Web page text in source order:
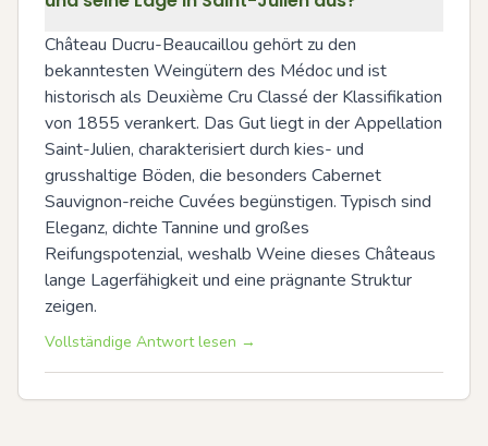
Château Ducru-Beaucaillou gehört zu den
bekanntesten Weingütern des Médoc und ist
historisch als Deuxième Cru Classé der Klassifikation
von 1855 verankert. Das Gut liegt in der Appellation
Saint-Julien, charakterisiert durch kies- und
grusshaltige Böden, die besonders Cabernet
Sauvignon-reiche Cuvées begünstigen. Typisch sind
Eleganz, dichte Tannine und großes
Reifungspotenzial, weshalb Weine dieses Châteaus
lange Lagerfähigkeit und eine prägnante Struktur
zeigen.
Vollständige Antwort lesen →